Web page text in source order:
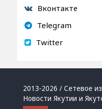
Вконтакте
Telegram
Twitter
2013-2026 / Сетевое
Новости Якутии и